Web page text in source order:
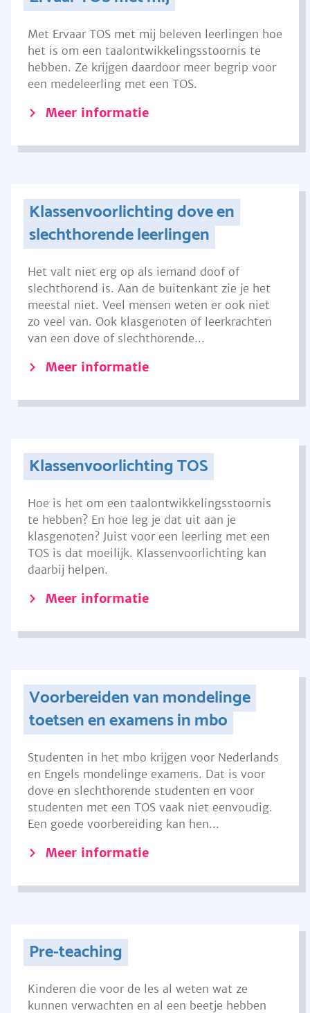
Met Ervaar TOS met mij beleven leerlingen hoe
het is om een taalontwikkelingsstoornis te
hebben. Ze krijgen daardoor meer begrip voor
een medeleerling met een TOS.
Meer informatie
Klassenvoorlichting dove en
slechthorende leerlingen
Het valt niet erg op als iemand doof of
slechthorend is. Aan de buitenkant zie je het
meestal niet. Veel mensen weten er ook niet
zo veel van. Ook klasgenoten of leerkrachten
van een dove of slechthorende...
Meer informatie
Klassenvoorlichting TOS
Hoe is het om een taalontwikkelingsstoornis
te hebben? En hoe leg je dat uit aan je
klasgenoten? Juist voor een leerling met een
TOS is dat moeilijk. Klassenvoorlichting kan
daarbij helpen.
Meer informatie
Voorbereiden van mondelinge
toetsen en examens in mbo
Studenten in het mbo krijgen voor Nederlands
en Engels mondelinge examens. Dat is voor
dove en slechthorende studenten en voor
studenten met een TOS vaak niet eenvoudig.
Een goede voorbereiding kan hen...
Meer informatie
Pre-teaching
Kinderen die voor de les al weten wat ze
kunnen verwachten en al een beetje hebben